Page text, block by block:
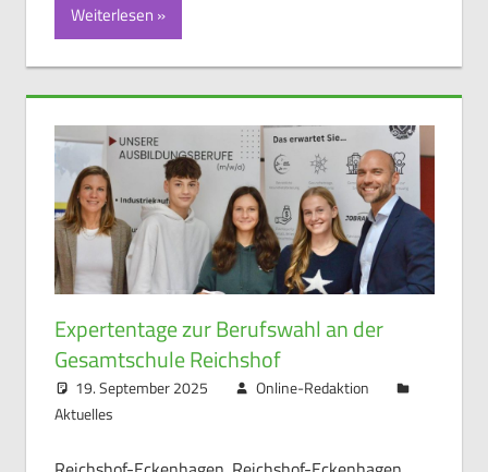
Weiterlesen
Expertentage zur Berufswahl an der
Gesamtschule Reichshof
19. September 2025
Online-Redaktion
Aktuelles